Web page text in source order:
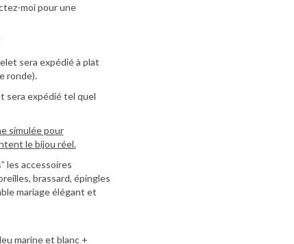
moi pour une
sera expédié à plat
ronde).
sera expédié tel quel
simulée pour
le bijou réel.
les accessoires
brassard, épingles
mariage élégant et
marine et blanc +